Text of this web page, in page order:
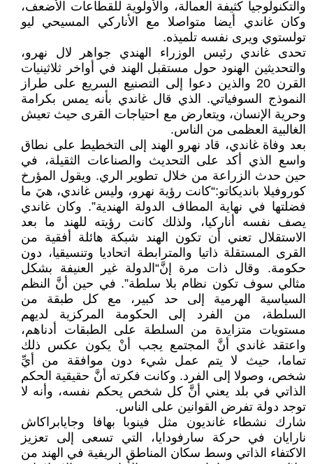
والتكنولوجيا كثيفة العمالة، والأولوية للقطاعات الأضعف،
وكان غاندي أيضا متواصلا مع الأناركي المسيحي ليو
تولستوي ويرى نفسه تلميذه.
تحدى غاندي رئيس الوزراء الهندي جواهر لال نهرو،
والتحديثين الهنود حول مستقبل الهند في أواخر ثلاثينيات
القرن 20 والذين دعوا إلى التصنيع السريع على طراز
النموذج السوفياتي. الذي قال غاندي بأنه يمس بكرامة
وحرية الإنسان، ويتعارض مع احتياجات القرى حيث تعيش
الغالبية العظمى من الناس.
بعد وفاة غاندي، قاد نهرو الهند إلى التخطيط على نطاق
واسع الذي أكد على التحديث والصناعات الثقيلة، في
حين حدث الزراعة من خلال تطوير الري. ويقول المؤرخ
كوروفيلا بانديكاتو:“كانت رؤية نهرو، وليس غاندي، هيَ ما
فضلتها في نهاية المطاف الدولة الهندية”. وكان غاندي
يصف نفسه أناركيا، ولذلك كانت رؤيته للهند ما بعد
الاستقلال تعني أن تكون الهند شبكة هائلة أفقية من
القرى المستقلة ذاتيا والمترابطة اتحاديا وتنسيقيا، دون
حكومة. وقال ذات مرة إنَّ“الدولة غير العنيفة بشكل
مثالي سوف تكون نظام بلا سلطة”. في حين أنَّ النظم
السياسية الهرمية إلى حد كبير، مع كل طبقة من
السلطة، من الفرد إلى الحكومة المركزية لديهم
مستويات متزايدة من السلطة على الطبقات أدناهم،
واعتقد غاندي أنَّ المجتمع يجب أنْ يكون عكس ذلك
تماما، حيث لا يتم عمل شيء دون موافقة من أيِّ
شخص، وصولا إلى الفرد. وكانت فكرته أنَّ حقيقية الحكم
الذاتي في بلد يعني أنَّ كل شخص يحكم نفسه، وأنه لا
توجد دولة تفرض القوانين على الناس.
شارك نشطاء غانديون مثل فينوبا بهافا وجايابراكاش
نارايان في حركة سارفودايا، التي تسعى إلى تعزيز
الاكتفاء الذاتي وسط سكان المناطق الريفية في الهند من